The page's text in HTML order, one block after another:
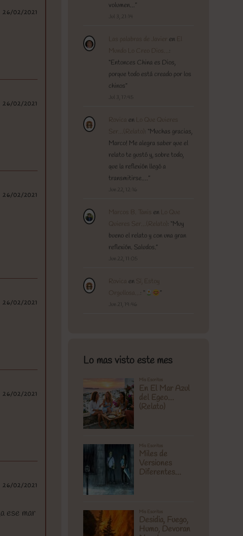
26/02/2021
26/02/2021
26/02/2021
26/02/2021
26/02/2021
26/02/2021
ese mar
volumen…”
Jul 3, 21:14
Las palabras de Javier en El
Mundo Lo Creo Dios… :
“Entonces China es Dios,
porque todo está creado por los
chinos”
Jul 3, 17:45
Rovica en
Lo Que Quieres
Ser…(Relato) : “Muchas gracias,
Marco! Me alegra saber que el
relato te gustó y, sobre todo,
que la reflexión llegó a
transmitirse.…”
Jun 22, 12:16
Marcos B. Tanis en
Lo Que
Quieres Ser…(Relato) : “Muy
bueno el relato y con una gran
reflexión. Saludos.”
Jun 22, 11:05
Rovica en
Sí, Estoy
Orgullosa… : “ ”
Jun 21, 19:46
Lo mas visto este mes